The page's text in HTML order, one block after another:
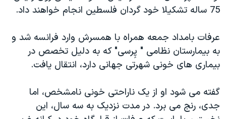
فرهنگ و زندگی
اقتصادی
علم و فناوری
مستندها
حمله جمهوری اسلامی به اسرائیل
رمز مهسا
دنبال کنید
75 ساله تشکيلا خود گردان فلسطين انجام خواهند داد.
عرفات بامداد جمعه همراه با همسرش وارد فرانسه شد و
به بيمارستان نظامی " پِرسی" که به دليل تخصص در
بيماری های خونی شهرتی جهانی دارد، انتقال يافت.
گفته می شود او از يک ناراحتی خونی نامشخص، اما
جدی، رنج می برد. در مدت نزديک به سه سال، اين